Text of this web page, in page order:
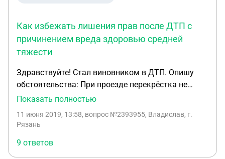
Как избежать лишения прав после ДТП с
причинением вреда здоровью средней
тяжести
Здравствуйте! Стал виновником в ДТП. Опишу
обстоятельства: При проезде перекрёстка не
уступил дорогу, в результате чего произошло
остановился, уступил дорогу ТС,
заметил. В результате ДТП есть пострадавшая.
Причинен вред здоровью средней
Показать полностью
11 июня 2019, 13:58, вопрос №2393955, Владислав, г.
Рязань
9 ответов